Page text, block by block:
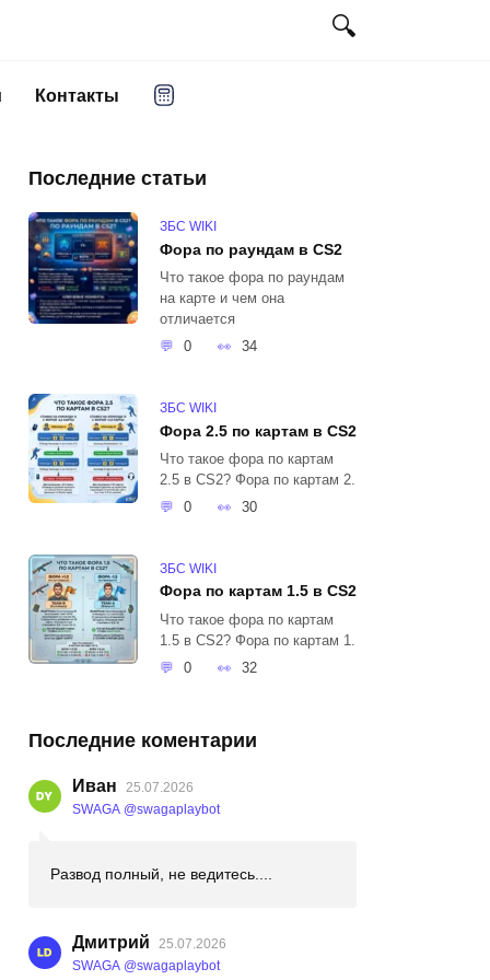
Контакты
Последние статьи
ЗБС WIKI
Фора по раундам в CS2
Что такое фора по раундам
на карте и чем она
отличается
0
34
ЗБС WIKI
Фора 2.5 по картам в CS2
Что такое фора по картам
2.5 в CS2? Фора по картам 2.
0
30
ЗБС WIKI
Фора по картам 1.5 в CS2
Что такое фора по картам
1.5 в CS2? Фора по картам 1.
0
32
Последние коментарии
Иван
25.07.2026
SWAGA @swagaplaybot
Развод полный, не ведитесь....
Дмитрий
25.07.2026
SWAGA @swagaplaybot